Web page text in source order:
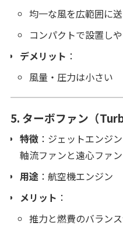
均一な風を広範囲に
コンパクトで設置し
デメリット ：
風量・圧力は小さい
5. ターボファン（
特徴：ジェットエンジ
軸流ファンと遠心ファ
用途：航空機エンジン
メリット ：
推力と燃費のバラン